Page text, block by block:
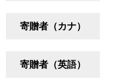
寄贈者（カナ）
寄贈者（英語）